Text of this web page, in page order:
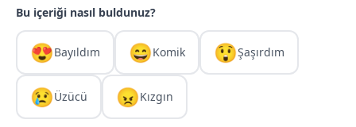
Bu içeriği nasıl buldunuz?
😍Bayıldım 😄Komik 😲Şaşırdım
😢Üzücü 😠Kızgın